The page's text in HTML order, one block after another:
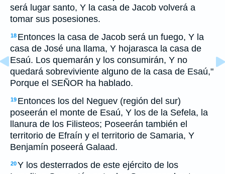
será lugar santo, Y la casa de Jacob volverá a
tomar sus posesiones.
18 Entonces la casa de Jacob será un fuego, Y la
casa de José una llama, Y hojarasca la casa de
Esaú. Los quemarán y los consumirán, Y no
quedará sobreviviente alguno de la casa de Esaú,"
Porque el SEÑOR ha hablado.
19 Entonces los del Neguev (región del sur)
poseerán el monte de Esaú, Y los de la Sefela, la
llanura de los Filisteos; Poseerán también el
territorio de Efraín y el territorio de Samaria, Y
Benjamín poseerá Galaad.
20Y los desterrados de este ejército de los